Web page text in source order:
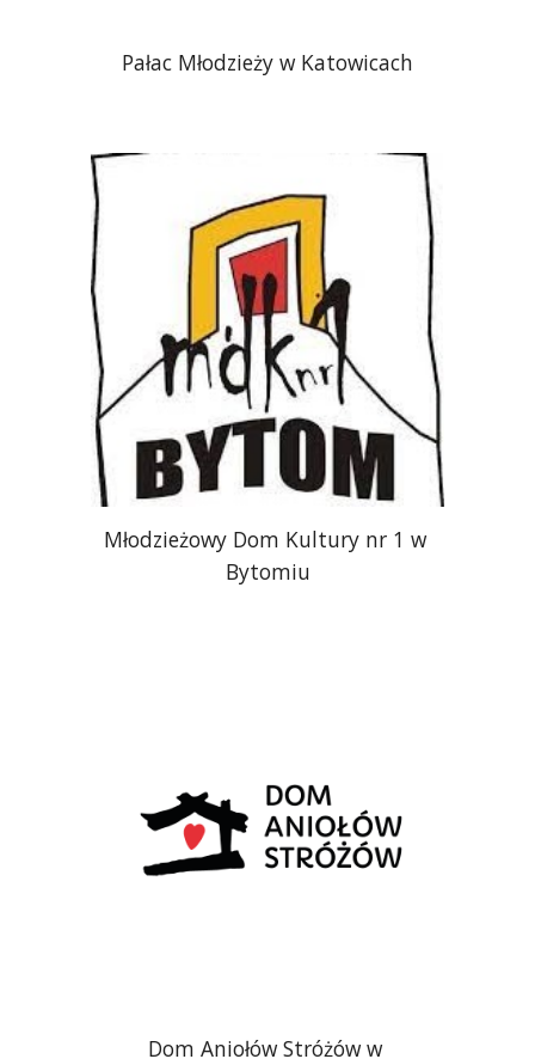
Pałac Młodzieży w Katowicach
Młodzieżowy Dom Kultury nr 1 w
Bytomiu
Dom Aniołów Stróżów w